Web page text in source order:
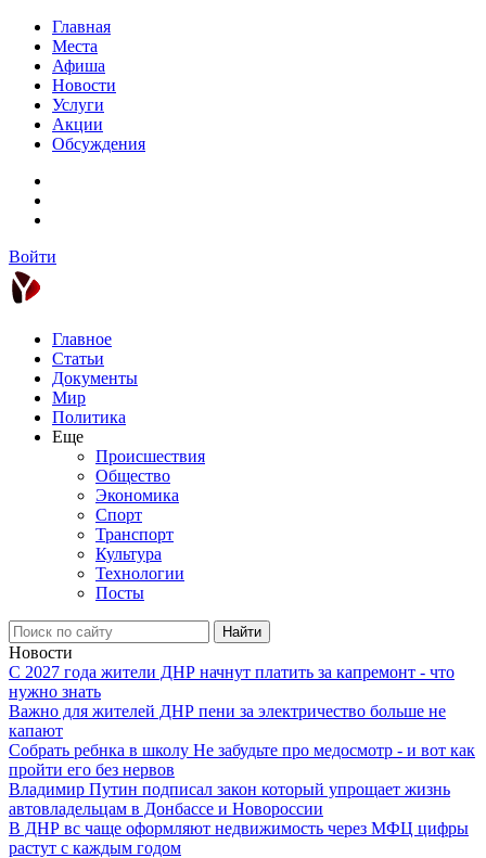
Главная
Места
Афиша
Новости
Услуги
Акции
Обсуждения
Войти
Главное
Статьи
Документы
Мир
Политика
Еще
Происшествия
Общество
Экономика
Спорт
Транспорт
Культура
Технологии
Посты
Найти
Новости
С 2027 года жители ДНР начнут платить за капремонт - что
нужно знать
Важно для жителей ДНР пени за электричество больше не
капают
Собрать ребнка в школу Не забудьте про медосмотр - и вот как
пройти его без нервов
Владимир Путин подписал закон который упрощает жизнь
автовладельцам в Донбассе и Новороссии
В ДНР вс чаще оформляют недвижимость через МФЦ цифры
растут с каждым годом